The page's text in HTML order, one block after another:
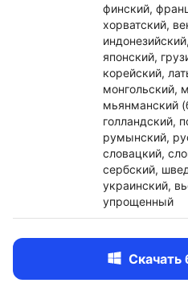
финский,
хорватский,
японский,
корейский,
монгольский,
мьянманский
голландский,
румынский,
словацкий,
сербский,
украинский,
упрощенный
Скачать